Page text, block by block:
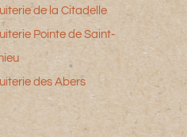
de la Citadelle
Pointe de Saint-
des Abers